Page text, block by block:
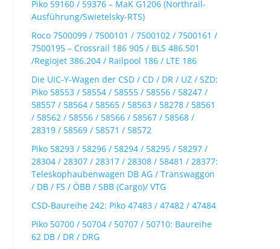
Piko 59160 / 59376 – MaK G1206 (Northrail-
Ausführung/Swietelsky-RTS)
Roco 7500099 / 7500101 / 7500102 / 7500161 /
7500195 – Crossrail 186 905 / BLS 486.501
/Regiojet 386.204 / Railpool 186 / LTE 186
Die UIC-Y-Wagen der CSD / CD / DR / UZ / SZD:
Piko 58553 / 58554 / 58555 / 58556 / 58247 /
58557 / 58564 / 58565 / 58563 / 58278 / 58561
/ 58562 / 58556 / 58566 / 58567 / 58568 /
28319 / 58569 / 58571 / 58572
Piko 58293 / 58296 / 58294 / 58295 / 58297 /
28304 / 28307 / 28317 / 28308 / 58481 / 28377:
Teleskophaubenwagen DB AG / Transwaggon
/ DB / FS / ÖBB / SBB (Cargo)/ VTG
CSD-Baureihe 242: Piko 47483 / 47482 / 47484
Piko 50700 / 50704 / 50707 / 50710: Baureihe
62 DB / DR / DRG